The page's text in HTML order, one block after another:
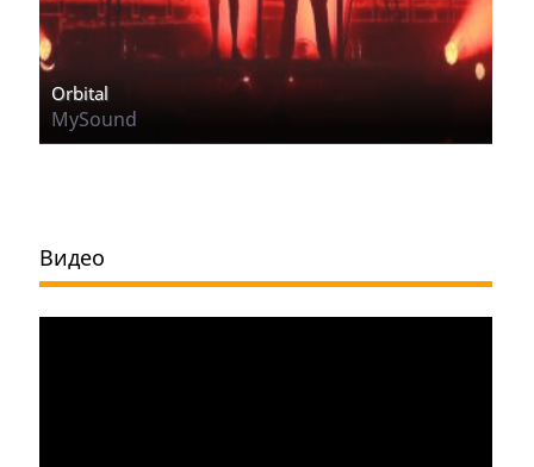
Orbital
MySound
Видео